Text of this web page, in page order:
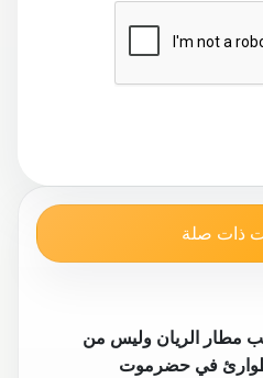
ذات صلة
مطار الريان وليس من
في حضرموت